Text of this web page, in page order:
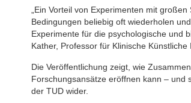
„Ein Vorteil von Experimenten mit
Bedingungen beliebig oft wiederholen
Experimente für die psychologische und
Kather, Professor für Klinische
Die Veröffentlichung zeigt, wie
Forschungsansätze eröffnen kann – und
der TUD wider.